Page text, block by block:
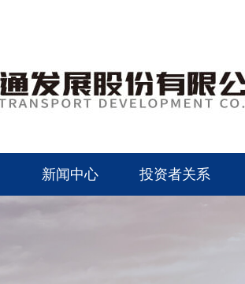
新闻中心 投资者关系